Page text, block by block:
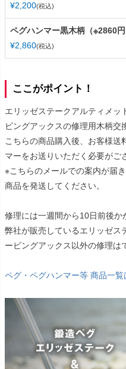
¥2,200 税込
ペグハンマー黒木柄（※2860円
¥2,860 税込
ここがポイント！
エリッゼステークアルティメッ
ビングアックスの修理用木柄交
こちらの商品購入後、お客様送
マーをお送りいただく必要がご
※こちらのメールでの案内が届
商品を発送してください。
修理には一週間から10日前後か
弊社が販売しているエリッゼス
ービングアックス以外の修理は
ペグ・ペグハンマー等 商品一覧